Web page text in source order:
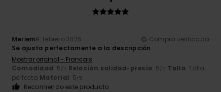
Meriem9. febrero 2026
Compra verificada
Se ajusta perfectamente a la descripción
Mostrar original - Français
Comodidad: 5/5 Relación calidad-precio: 5/5 Talla: Talla
perfecta Material: 5/5
Recomiendo este producto